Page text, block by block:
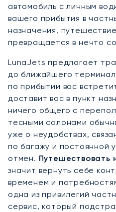
автомобиль с личным
вашего прибытия в
назначения,
превращается в нечто
LunaJets предлагает
до ближайшего
по прибытии вас
доставит вас в пункт
ничего общего с
тесными салонами
уже о неудобствах,
по багажу и постоянной
отмен. Путешествовать
значит вернуть себе
временем и
одна из привилегий
сервис, который